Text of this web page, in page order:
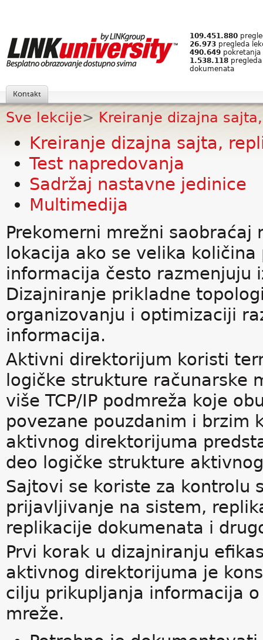
109.451.880
26.973 pregleda
490.649 pokretanja
1.538.118
dokumenata
Kontakt
Sve lekcije> Kreiranje dizajna
Kreiranje dizajna sajta,
Test napredovanja
Sadržaj nastavne jedinice
Multimedija
Prekomerni mrežni
lokacija ako se velika
informacija često razmenjuju
Dizajniranje prikladne
organizovanju i optimizaciji
informacija.
Aktivni direktorijum koristi
logičke strukture računarske
više TCP/IP podmreža koje
povezane pouzdanim i brzim
aktivnog direktorijuma
deo logičke strukture
Sajtovi se koriste za kontrolu
prijavljivanje na sistem,
replikacije dokumenata i
Prvi korak u dizajniranju
aktivnog direktorijuma je
cilju prikupljanja informacija
mreže.